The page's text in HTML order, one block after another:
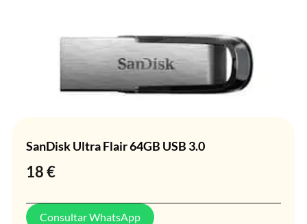
SanDisk Ultra Flair 64GB USB 3.0
18€
Consultar WhatsApp